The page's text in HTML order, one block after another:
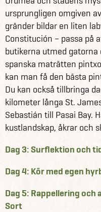
ursprungligen omgiven
gränder bildar en liten
Constitución – passa på
butikerna utmed
spanska maträtten
kan man få den bästa
Du kan också tillbringa
kilometer långa St.
Sebastián till Pasai Bay.
kustlandskap, åkrar och
Dag 3: Surflektion och
Dag 4: Kör med egen
Dag 5: Rappellering
Sort